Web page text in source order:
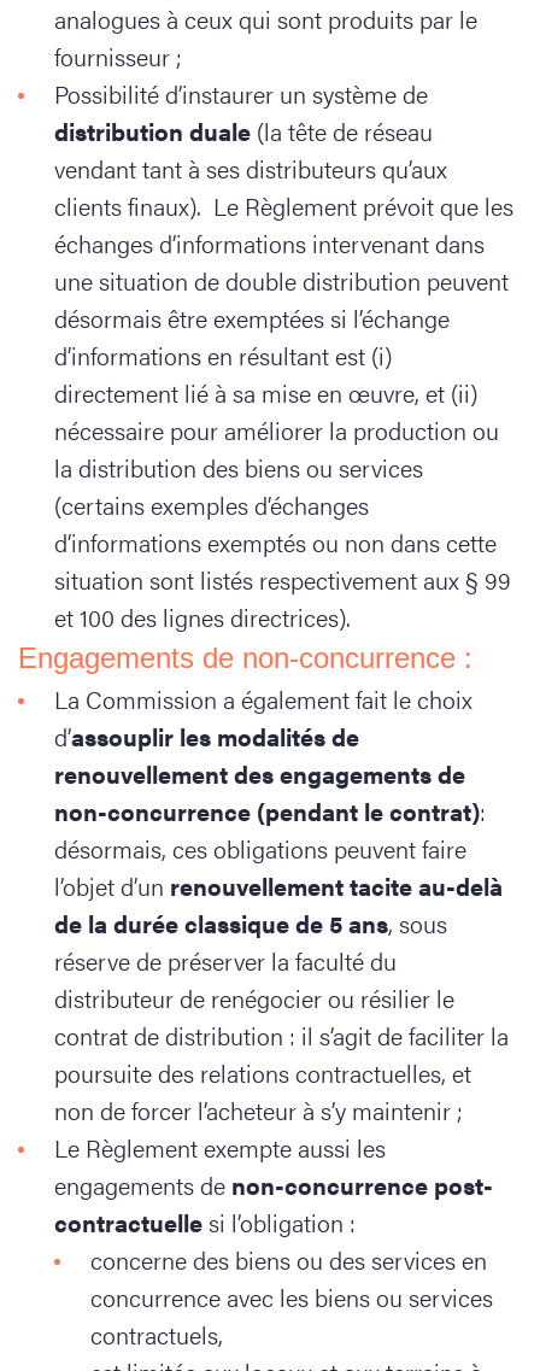
analogues à ceux qui sont produits par le
fournisseur ;
Possibilité d’instaurer un système de
distribution duale (la tête de réseau
vendant tant à ses distributeurs qu’aux
clients finaux). Le Règlement prévoit que les
échanges d’informations intervenant dans
une situation de double distribution peuvent
désormais être exemptées si l’échange
d’informations en résultant est (i)
directement lié à sa mise en œuvre, et (ii)
nécessaire pour améliorer la production ou
la distribution des biens ou services
(certains exemples d’échanges
d’informations exemptés ou non dans cette
situation sont listés respectivement aux § 99
et 100 des lignes directrices).
Engagements de non-concurrence :
La Commission a également fait le choix
d’assouplir les modalités de
renouvellement des engagements de
non-concurrence (pendant le contrat):
désormais, ces obligations peuvent faire
l’objet d’un renouvellement tacite au-delà
de la durée classique de 5 ans, sous
réserve de préserver la faculté du
distributeur de renégocier ou résilier le
contrat de distribution : il s’agit de faciliter la
poursuite des relations contractuelles, et
non de forcer l’acheteur à s’y maintenir ;
Le Règlement exempte aussi les
engagements de non-concurrence post-
contractuellesi l’obligation :
concerne des biens ou des services en
concurrence avec les biens ou services
contractuels,